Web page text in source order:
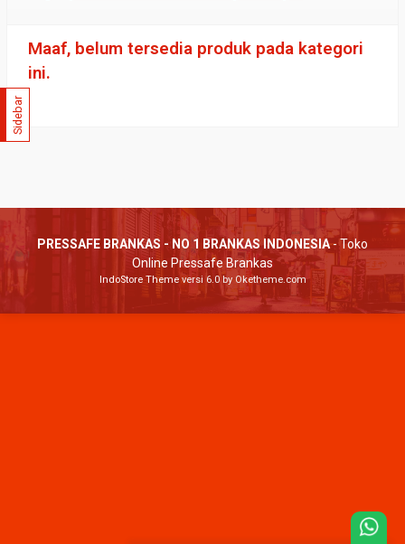
Maaf, belum tersedia produk pada kategori
ini.
Sidebar
PRESSAFE BRANKAS - NO 1 BRANKAS INDONESIA- Toko
Online Pressafe Brankas
IndoStore Themeversi 6.0 by Oketheme.com